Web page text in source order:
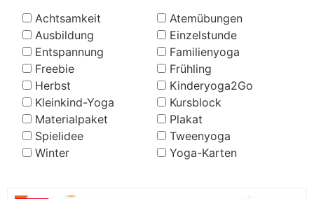
Achtsamkeit
Atemübungen
Ausbildung
Einzelstunde
Entspannung
Familienyoga
Freebie
Frühling
Herbst
Kinderyoga2Go
Kleinkind-Yoga
Kursblock
Materialpaket
Plakat
Spielidee
Tweenyoga
Winter
Yoga-Karten